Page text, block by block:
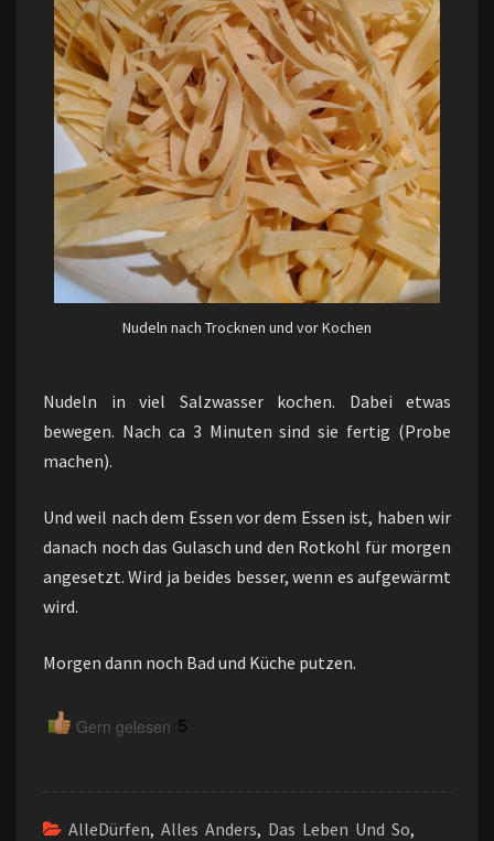
Nudeln nach Trocknen und vor Kochen
Nudeln in viel Salzwasser kochen. Dabei etwas
bewegen. Nach ca 3 Minuten sind sie fertig (Probe
machen).
Und weil nach dem Essen vor dem Essen ist, haben wir
danach noch das Gulasch und den Rotkohl für morgen
angesetzt. Wird ja beides besser, wenn es aufgewärmt
wird.
Morgen dann noch Bad und Küche putzen.
Gern gelesen 5
AlleDürfen, Alles Anders, Das Leben Und So,